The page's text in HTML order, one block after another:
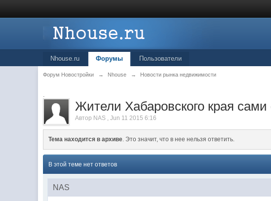
Nhouse.ru Форумы Пользователи
Форум Новостройки → Nhouse → Новости рынка недвижимости
.
Жители Хабаровского края
Автор NAS ,Jun 11 2015 6:16
Тема находится в архиве. Это значит, что в нее нельзя ответить.
В этой теме нет ответов
NAS